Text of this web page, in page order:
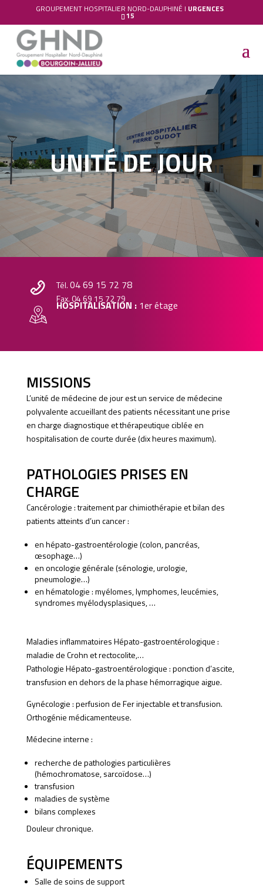
GROUPEMENT HOSPITALIER NORD-DAUPHINÉ I URGENCES
15
UNITÉ DE JOUR
Tél.04 69 15 72 78
Fax. 04 69 15 72 79
HOSPITALISATION : 1er étage
MISSIONS
L’unité de médecine de jour est un service de médecine
polyvalente accueillant des patients nécessitant une prise
en charge diagnostique et thérapeutique ciblée en
hospitalisation de courte durée (dix heures maximum).
PATHOLOGIES PRISES EN
CHARGE
Cancérologie : traitement par chimiothérapie et bilan des
patients atteints d’un cancer :
en hépato-gastroentérologie (colon, pancréas,
œsophage…)
en oncologie générale (sénologie, urologie,
pneumologie…)
en hématologie : myélomes, lymphomes, leucémies,
syndromes myélodysplasiques, …
Maladies inflammatoires Hépato-gastroentérologique :
maladie de Crohn et rectocolite,…
Pathologie Hépato-gastroentérologique : ponction d’ascite,
transfusion en dehors de la phase hémorragique aigue.
Gynécologie : perfusion de Fer injectable et transfusion.
Orthogénie médicamenteuse.
Médecine interne :
recherche de pathologies particulières
(hémochromatose, sarcoïdose…)
transfusion
maladies de système
bilans complexes
Douleur chronique.
ÉQUIPEMENTS
Salle de soins de support